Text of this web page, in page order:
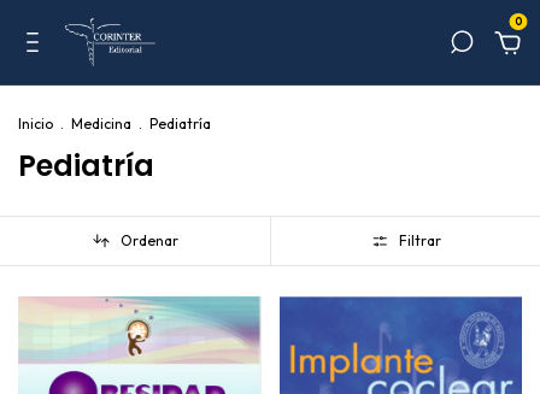
0
Inicio . Medicina . Pediatría
Pediatría
Ordenar Filtrar